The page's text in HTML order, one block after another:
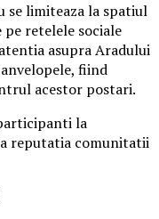
se limiteaza la spatiul
retelele sociale
asupra Aradului
fiind
acestor postari.
la
reputatia comunitatii